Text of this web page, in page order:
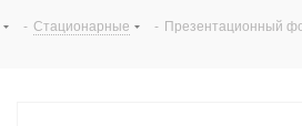
- Стационарные - Презентационный